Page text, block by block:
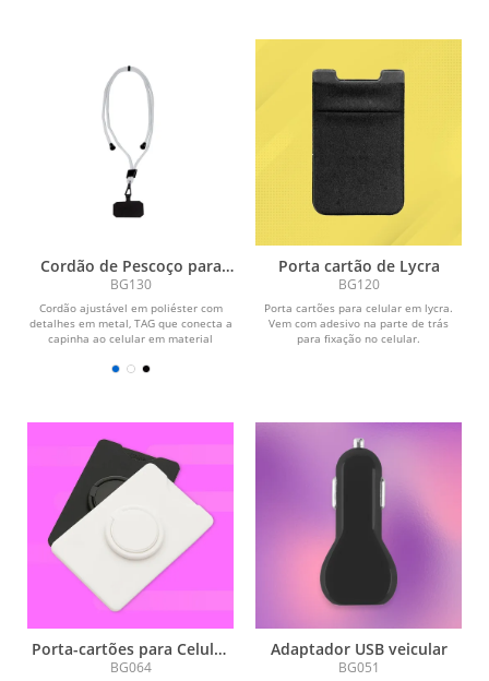
Cordão de Pescoço para
Celular
BG130
Cordão ajustável em poliéster com
detalhes em metal, TAG que conecta a
capinha ao celular em material
Porta cartão de Lycra
BG120
Porta cartões para celular em lycra.
Vem com adesivo na parte de trás
para fixação no celular.
Porta-cartões para Celular
e Suporte para segurar
BG064
Adaptador USB veicular
BG051